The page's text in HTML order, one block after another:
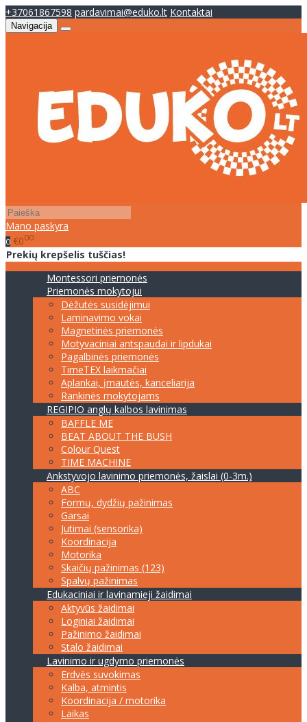
+37061867598 pardavimai@eduko.lt Kontaktai
Navigacija
Mano paskyra
0 €000
Prekių krepšelis tuščias!
Montessori priemonės
Priemonės mokytojui
Dėžutės susidėjimui
Laminavimo vokai
Magnetinės priemonės
Motyvaciniai antspaudai ir lipdukai
Pagalbinės priemonės
TimeTEX laikmačiai
Aplankai, įmautės, kanceliarija
Rankinės mokytojams
REGIPIO anglų kalbos lavinimas
BAFFLE ME
BEAT ABOUT THE BUSH
Colour Quest
TIME MACHINE
Ankstyvojo lavinimo priemonės, žaislai (0-3m.)
ABC
Formų, dydžių pažinimas
Garsai
Jutimai (sensorika)
Koordinacija
Motorika
Skaičių pažinimas (123)
Spalvų pažinimas
Edukaciniai ir lavinamieji žaidimai
Aktyvūs žaidimai
Loginiai žaidimai
Pažinimo žaidimai
Stalo žaidimai
Lavinimo ir ugdymo priemonės
Erdvės suvokimas
Kalba, atmintis
Koordinacija / motorika
Laikas